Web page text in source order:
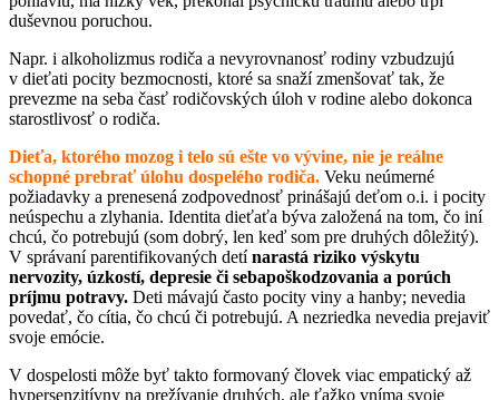
duševnou poruchou.
Napr. i alkoholizmus rodiča a nevyrovnanosť rodiny vzbudzujú
v dieťati pocity bezmocnosti, ktoré sa snaží zmenšovať tak, že
prevezme na seba časť rodičovských úloh v rodine alebo dokonca
starostlivosť o rodiča.
Dieťa, ktorého mozog i telo sú ešte vo vývine, nie je reálne
schopné prebrať úlohu dospelého rodiča. Veku neúmerné
požiadavky a prenesená zodpovednosť prinášajú deťom o.i. i pocity
neúspechu a zlyhania. Identita dieťaťa býva založená na tom, čo iní
chcú, čo potrebujú (som dobrý, len keď som pre druhých dôležitý).
V správaní parentifikovaných detínarastá riziko výskytu
nervozity, úzkostí, depresie či sebapoškodzovania a porúch
príjmu potravy. Deti mávajú často pocity viny a hanby; nevedia
povedať, čo cítia, čo chcú či potrebujú. A nezriedka nevedia prejaviť
svoje emócie.
V dospelosti môže byť takto formovaný človek viac empatický až
hypersenzitívny na prežívanie druhých, ale ťažko vníma svoje